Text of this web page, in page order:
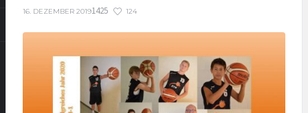
16. DEZEMBER 20191425 124